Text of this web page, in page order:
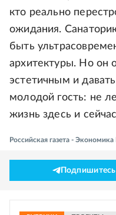
кто реально
ожидания.
быть
архитектуры. Но он
эстетичным и
молодой гость: не
жизнь здесь и
Российская газета -
Подпишитесь